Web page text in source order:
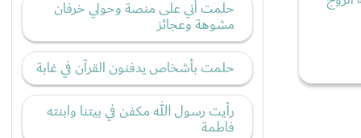
حلمت أني على منصة وحولي خرفان
مشوهة وعجائز
حلمت بأشخاص يدفنون القرآن في غابة
رأيت رسول الله مكفن في بيتنا وابنته
فاطمة